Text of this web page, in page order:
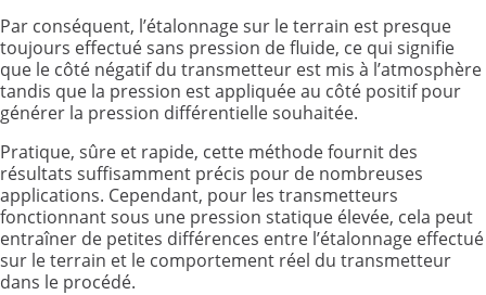
Par conséquent, l’étalonnage sur le terrain est presque
toujours effectué sans pression de fluide, ce qui signifie
que le côté négatif du transmetteur est mis à l’atmosphère
tandis que la pression est appliquée au côté positif pour
générer la pression différentielle souhaitée.
Pratique, sûre et rapide, cette méthode fournit des
résultats suffisamment précis pour de nombreuses
applications. Cependant, pour les transmetteurs
fonctionnant sous une pression statique élevée, cela peut
entraîner de petites différences entre l’étalonnage effectué
sur le terrain et le comportement réel du transmetteur
dans le procédé.